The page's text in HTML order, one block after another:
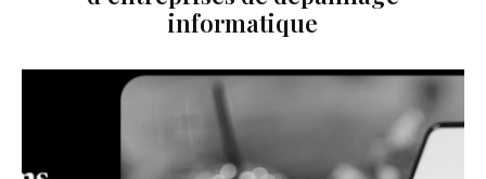
informatique